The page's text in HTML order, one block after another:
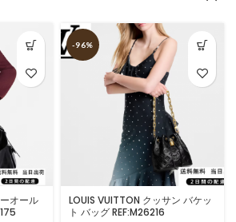
オール
-96%
LOUIS VUITTON クッサン バケッ
ト バッグ REF:M26216